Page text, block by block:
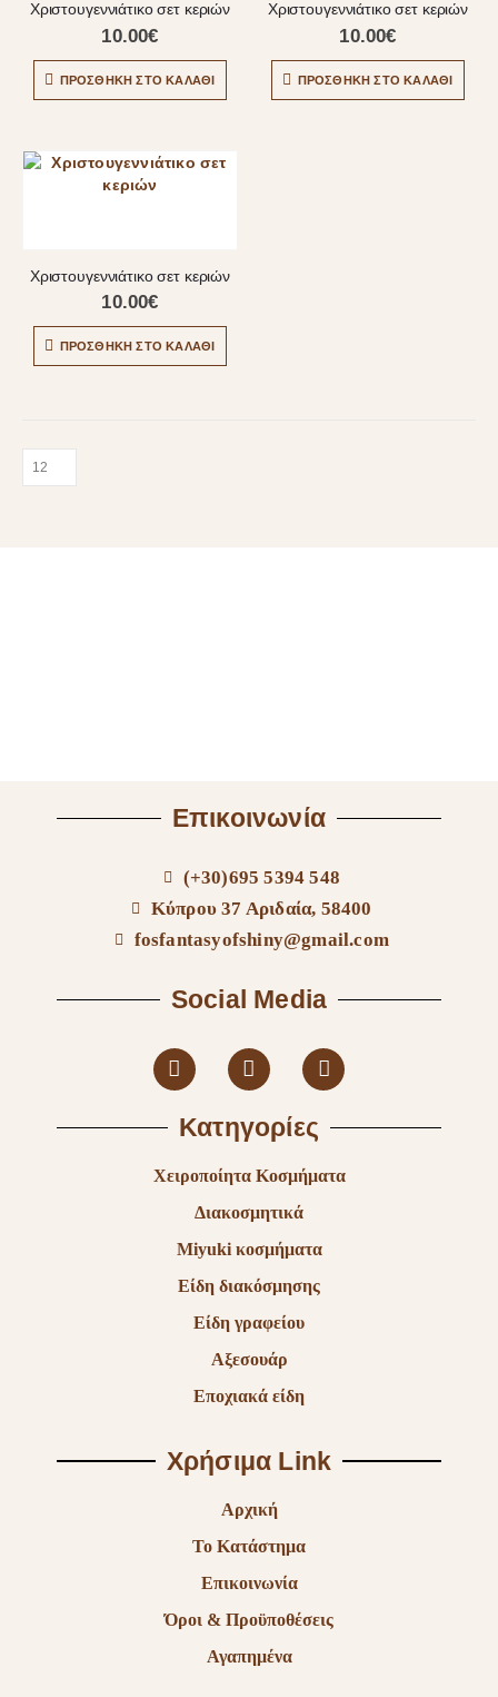
Χριστουγεννιάτικο σετ κεριών
10.00€
ΠΡΟΣΘΉΚΗ ΣΤΟ ΚΑΛΆΘΙ
Χριστουγεννιάτικο σετ κεριών
10.00€
ΠΡΟΣΘΉΚΗ ΣΤΟ ΚΑΛΆΘΙ
Χριστουγεννιάτικο σετ κεριών
10.00€
ΠΡΟΣΘΉΚΗ ΣΤΟ ΚΑΛΆΘΙ
Επικοινωνία
(+30)695 5394 548
Κύπρου 37 Αριδαία, 58400
fosfantasyofshiny@gmail.com
Social Media
Κατηγορίες
Χειροποίητα Κοσμήματα
Διακοσμητικά
Miyuki κοσμήματα
Είδη διακόσμησης
Είδη γραφείου
Αξεσουάρ
Εποχιακά είδη
Χρήσιμα Link
Αρχική
Το Κατάστημα
Επικοινωνία
Όροι & Προϋποθέσεις
Αγαπημένα